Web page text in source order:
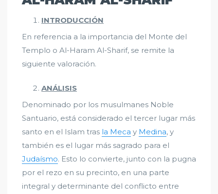
INTRODUCCIÓN
En referencia a la importancia del Monte del
Templo o Al-Haram Al-Sharif, se remite la
siguiente valoración.
ANÁLISIS
Denominado por los musulmanes Noble
Santuario, está considerado el tercer lugar más
santo en el Islam tras la Meca y Medina, y
también es el lugar más sagrado para el
Judaísmo. Esto lo convierte, junto con la pugna
por el rezo en su precinto, en una parte
integral y determinante del conflicto entre